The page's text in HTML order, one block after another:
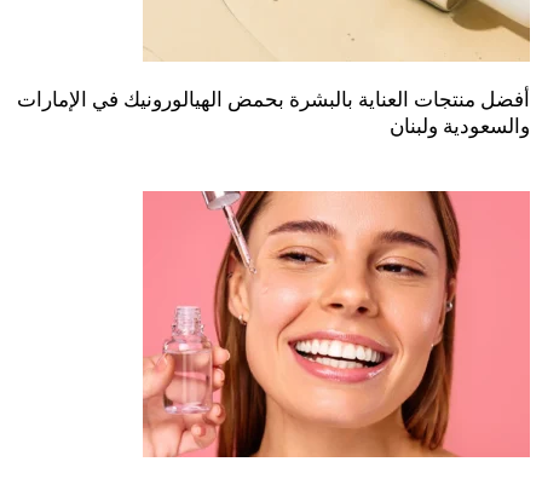
أفضل منتجات العناية بالبشرة بحمض الهيالورونيك في الإمارات
والسعودية ولبنان